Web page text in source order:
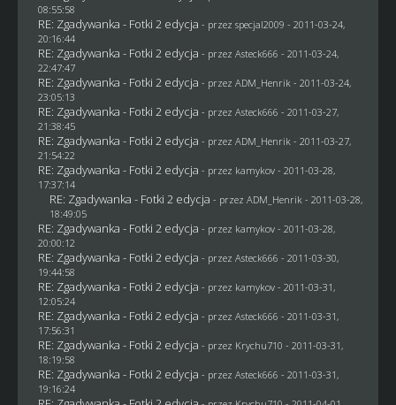
08:55:58
RE: Zgadywanka - Fotki 2 edycja - przez specjal2009 - 2011-03-24,
20:16:44
RE: Zgadywanka - Fotki 2 edycja - przez Asteck666 - 2011-03-24,
22:47:47
RE: Zgadywanka - Fotki 2 edycja - przez ADM_Henrik - 2011-03-24,
23:05:13
RE: Zgadywanka - Fotki 2 edycja - przez Asteck666 - 2011-03-27,
21:38:45
RE: Zgadywanka - Fotki 2 edycja - przez ADM_Henrik - 2011-03-27,
21:54:22
RE: Zgadywanka - Fotki 2 edycja - przez kamykov- 2011-03-28,
17:37:14
RE: Zgadywanka - Fotki 2 edycja - przez ADM_Henrik - 2011-03-28,
18:49:05
RE: Zgadywanka - Fotki 2 edycja - przez kamykov- 2011-03-28,
20:00:12
RE: Zgadywanka - Fotki 2 edycja - przez Asteck666 - 2011-03-30,
19:44:58
RE: Zgadywanka - Fotki 2 edycja - przez kamykov- 2011-03-31,
12:05:24
RE: Zgadywanka - Fotki 2 edycja - przez Asteck666 - 2011-03-31,
17:56:31
RE: Zgadywanka - Fotki 2 edycja - przez Krychu710 - 2011-03-31,
18:19:58
RE: Zgadywanka - Fotki 2 edycja - przez Asteck666 - 2011-03-31,
19:16:24